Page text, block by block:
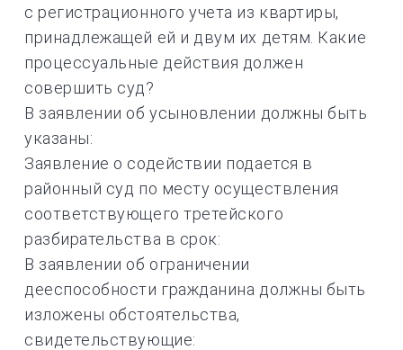
с регистрационного учета из квартиры,
принадлежащей ей и двум их детям. Какие
процессуальные действия должен
совершить суд?
В заявлении об усыновлении должны быть
указаны:
Заявление о содействии подается в
районный суд по месту осуществления
соответствующего третейского
разбирательства в срок:
В заявлении об ограничении
дееспособности гражданина должны быть
изложены обстоятельства,
свидетельствующие: